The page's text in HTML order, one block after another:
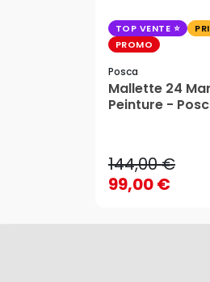
TOP VENTE
PROMO
Posca
Mallette 24
Peinture -
144,00 €
99,00 €
144,00 €